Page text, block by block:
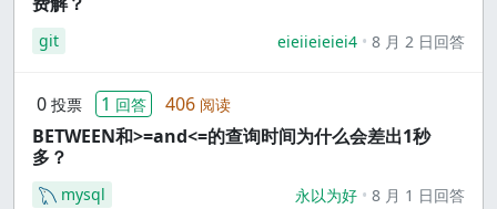
git eieiieieiei4 8 月 2 日回答
0 投票 1 回答 406 阅读
BETWEEN和>=and<=的查询时间为什么会差出1秒
多？
mysql 永以为好 8 月 1 日回答